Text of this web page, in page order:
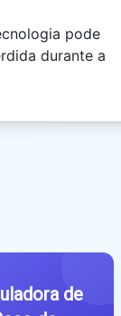
pode
durante a
de